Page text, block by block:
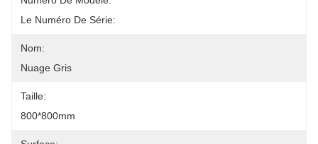
Le Numéro De Série:
Nom:
Nuage Gris
Taille:
800*800mm